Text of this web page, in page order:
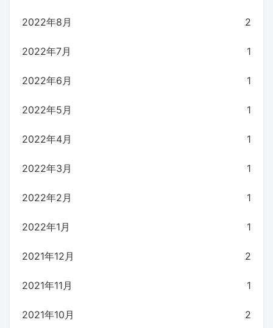
2022年8月 2
2022年7月 1
2022年6月 1
2022年5月 1
2022年4月 1
2022年3月 1
2022年2月 1
2022年1月 1
2021年12月 2
2021年11月 1
2021年10月 2